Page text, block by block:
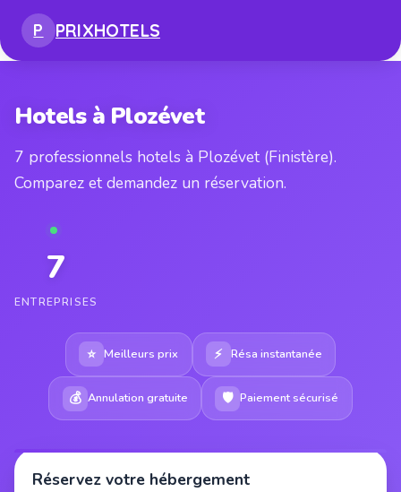
P PRIXHOTELS
Hotels à Plozévet
7 professionnels hotels à Plozévet (Finistère).
Comparez et demandez un réservation.
7
ENTREPRISES
⭐ Meilleurs prix ⚡ Résa instantanée
💰 Annulation gratuite 🛡 Paiement sécurisé
Réservez votre hébergement